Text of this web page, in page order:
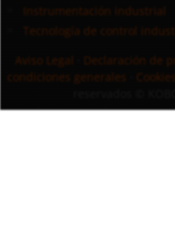
Instrumentación industrial
Tecnología de control
Aviso Legal
Declaración de
condiciones generales